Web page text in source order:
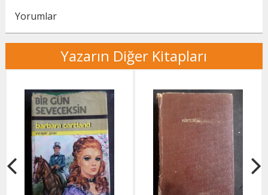
Yorumlar
Yazarın Diğer Kitapları